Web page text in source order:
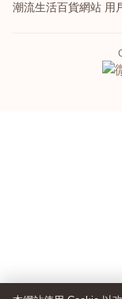
潮流生活百貨網站 用